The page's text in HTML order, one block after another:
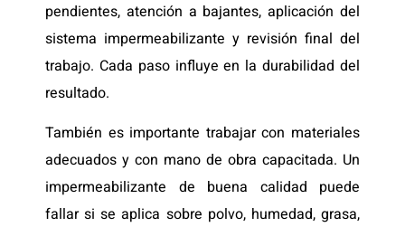
pendientes, atención a bajantes, aplicación del
sistema impermeabilizante y revisión final del
trabajo. Cada paso influye en la durabilidad del
resultado.
También es importante trabajar con materiales
adecuados y con mano de obra capacitada. Un
impermeabilizante de buena calidad puede
fallar si se aplica sobre polvo, humedad, grasa,